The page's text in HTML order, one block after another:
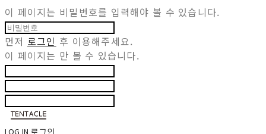
이 페이지는 비밀번호를 입력해야 볼 수 있습니다.
먼저 로그인 후 이용해주세요.
이 페이지는 만 볼 수 있습니다.
LOG IN 로그인